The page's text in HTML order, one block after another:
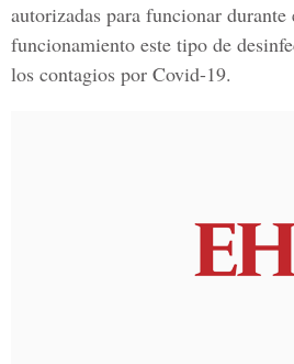
autorizadas para funcionar
funcionamiento este tipo de
los contagios por Covid-19.